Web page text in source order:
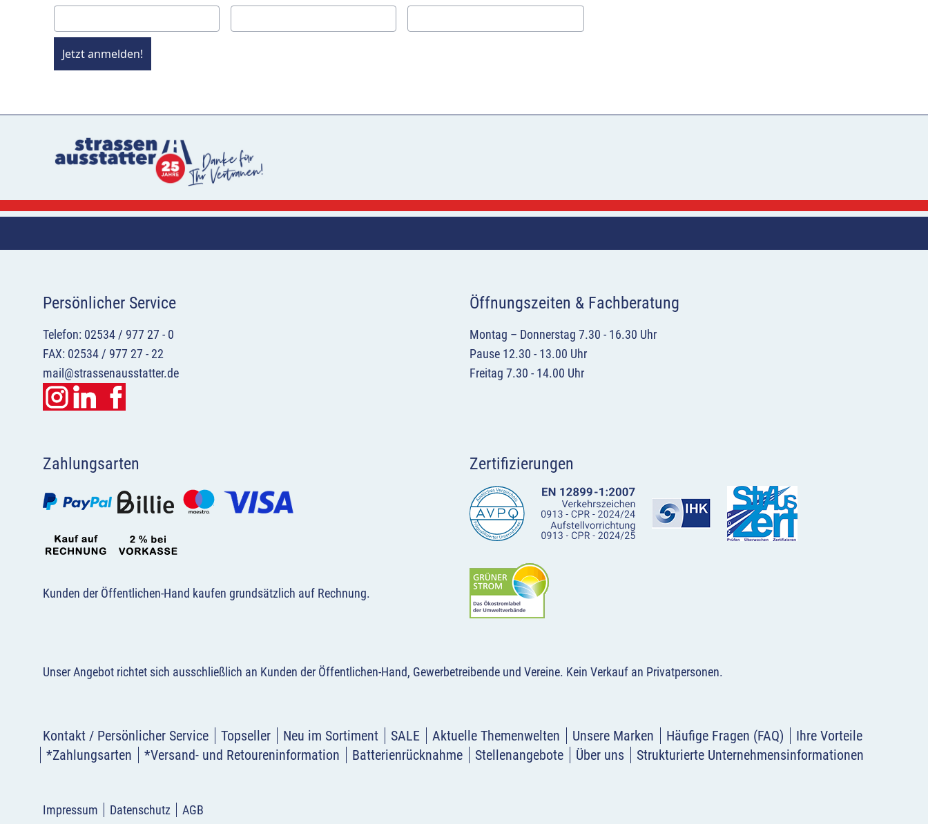
Jetzt anmelden!
Persönlicher Service
Telefon: 02534 / 977 27 - 0
FAX: 02534 / 977 27 - 22
mail@strassenausstatter.de
Öffnungszeiten & Fachberatung
Montag – Donnerstag 7.30 - 16.30 Uhr
Pause 12.30 - 13.00 Uhr
Freitag 7.30 - 14.00 Uhr
Zahlungsarten
Kunden der Öffentlichen-Hand kaufen grundsätzlich auf Rechnung.
Zertifizierungen
Unser Angebot richtet sich ausschließlich an Kunden der Öffentlichen-Hand, Gewerbetreibende und Vereine. Kein Verkauf an Privatpersonen.
Kontakt / Persönlicher Service Topseller Neu im Sortiment SALE Aktuelle Themenwelten Unsere Marken Häufige Fragen (FAQ)
Ihre Vorteile
*Zahlungsarten
*Versand- und Retoureninformation Batterienrücknahme Stellenangebote Über uns Strukturierte Unternehmensinformationen
Impressum Datenschutz AGB